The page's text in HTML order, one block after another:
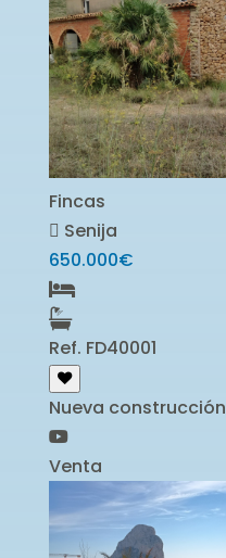
Fincas
Senija
650.000€
Ref. FD40001
Nueva construcción
Venta